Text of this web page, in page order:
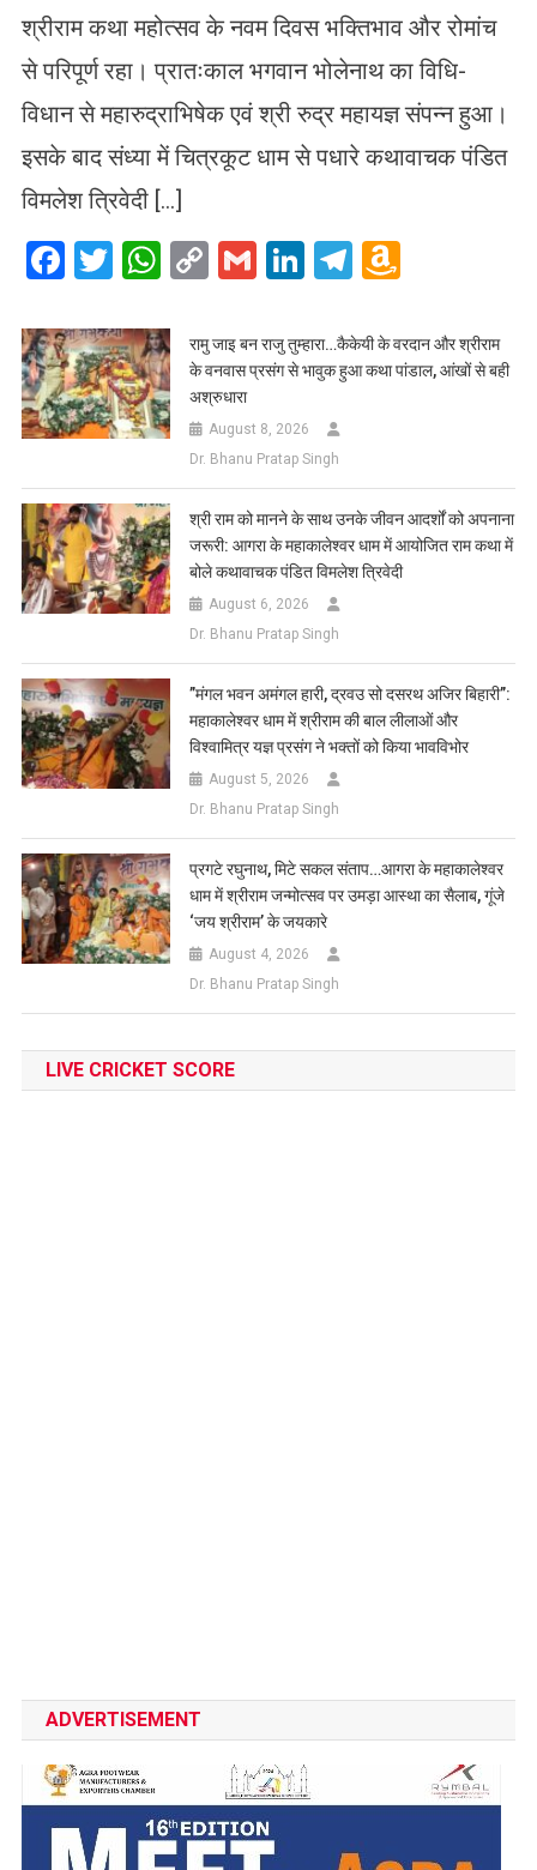
श्रीराम कथा महोत्सव के नवम दिवस भक्तिभाव और रोमांच
से परिपूर्ण रहा। प्रातःकाल भगवान भोलेनाथ का विधि-
विधान से महारुद्राभिषेक एवं श्री रुद्र महायज्ञ संपन्न हुआ।
इसके बाद संध्या में चित्रकूट धाम से पधारे कथावाचक पंडित
विमलेश त्रिवेदी […]
Facebook
Twitter
WhatsApp
CopyGmailLinkedIn
Telegram
List
रामु जाइ बन राजु तुम्हारा…कैकेयी के वरदान और श्रीराम
के वनवास प्रसंग से भावुक हुआ कथा पांडाल, आंखों से बही
अश्रुधारा
August 8, 2026
Dr. Bhanu Pratap Singh
​श्री राम को मानने के साथ उनके जीवन आदर्शों को अपनाना
जरूरी: आगरा के महाकालेश्वर धाम में आयोजित राम कथा में
बोले कथावाचक पंडित विमलेश त्रिवेदी
August 6, 2026
Dr. Bhanu Pratap Singh
​”मंगल भवन अमंगल हारी, द्रवउ सो दसरथ अजिर बिहारी”:
महाकालेश्वर धाम में श्रीराम की बाल लीलाओं और
विश्वामित्र यज्ञ प्रसंग ने भक्तों को किया भावविभोर
August 5, 2026
Dr. Bhanu Pratap Singh
प्रगटे रघुनाथ, मिटे सकल संताप…आगरा के महाकालेश्वर
धाम में श्रीराम जन्मोत्सव पर उमड़ा आस्था का सैलाब, गूंजे
‘जय श्रीराम’ के जयकारे
August 4, 2026
Dr. Bhanu Pratap Singh
LIVE CRICKET SCORE
ADVERTISEMENT